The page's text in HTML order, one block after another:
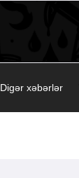
Digər xəbərlər